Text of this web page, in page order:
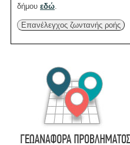
δήμου εδώ
Επανέλεγχος ζωντανής ροής